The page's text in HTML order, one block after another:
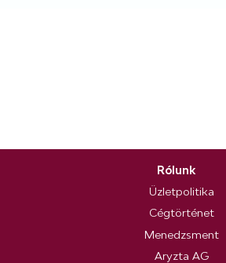
Rólunk
Üzletpolitika
Cégtörténet
Menedzsment
Aryzta AG